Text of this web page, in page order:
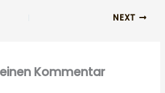
NEXT
Kommentar